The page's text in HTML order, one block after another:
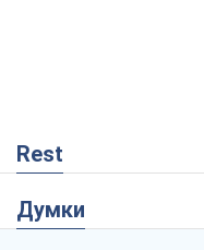
Rest
Думки